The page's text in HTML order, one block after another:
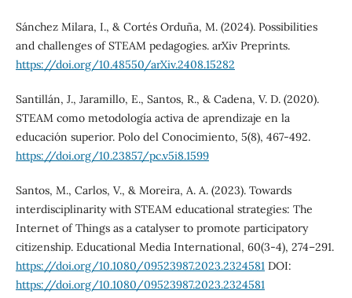
Sánchez Milara, I., & Cortés Orduña, M. (2024). Possibilities
and challenges of STEAM pedagogies. arXiv Preprints.
https://doi.org/10.48550/arXiv.2408.15282
Santillán, J., Jaramillo, E., Santos, R., & Cadena, V. D. (2020).
STEAM como metodología activa de aprendizaje en la
educación superior. Polo del Conocimiento, 5(8), 467-492.
https://doi.org/10.23857/pc.v5i8.1599
Santos, M., Carlos, V., & Moreira, A. A. (2023). Towards
interdisciplinarity with STEAM educational strategies: The
Internet of Things as a catalyser to promote participatory
citizenship. Educational Media International, 60(3-4), 274–291.
https://doi.org/10.1080/09523987.2023.2324581DOI:
https://doi.org/10.1080/09523987.2023.2324581